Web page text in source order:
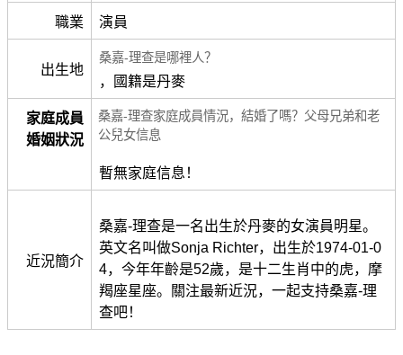
職業 演員
出生地
桑嘉-理查是哪裡人？
，國籍是丹麥
家庭成員
婚姻狀況
桑嘉-理查家庭成員情況，結婚了嗎？父母兄弟和老
公兒女信息
暫無家庭信息！
近況簡介
桑嘉-理查是一名出生於丹麥的女演員明星。
英文名叫做Sonja Richter，出生於1974-01-0
4，今年年齡是52歲，是十二生肖中的虎，摩
羯座星座。關注最新近況，一起支持桑嘉-理
查吧！